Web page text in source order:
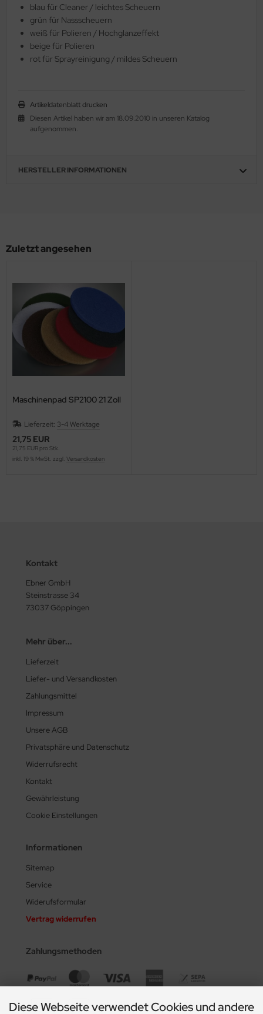
blau für Cleaner / leichtes Scheuern
grün für Nassscheuern
weiß für Polieren / Hochglanzeffekt
beige für Polieren
rot für Sprayreinigung / mildes Scheuern
Artikeldatenblatt drucken
Diesen Artikel haben wir am 18.09.2010 in unseren Katalog
aufgenommen.
HERSTELLER INFORMATIONEN
Zuletzt angesehen
Maschinenpad SP2100 21 Zoll
Lieferzeit: 3-4 Werktage
21,75 EUR
21,75 EUR pro Stk.
inkl. 19 % MwSt. zzgl. Versandkosten
Kontakt
Ebner GmbH
Steinstrasse 34
73037 Göppingen
Mehr über...
Lieferzeit
Liefer- und Versandkosten
Zahlungsmittel
Impressum
Unsere AGB
Privatsphäre und Datenschutz
Widerrufsrecht
Kontakt
Gewährleistung
Cookie Einstellungen
Informationen
Sitemap
Service
Widerufsformular
Vertrag widerrufen
Zahlungsmethoden
Diese Webseite verwendet Cookies und andere